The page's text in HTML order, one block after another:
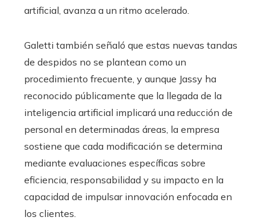
artificial, avanza a un ritmo acelerado.
Galetti también señaló que estas nuevas tandas
de despidos no se plantean como un
procedimiento frecuente, y aunque Jassy ha
reconocido públicamente que la llegada de la
inteligencia artificial implicará una reducción de
personal en determinadas áreas, la empresa
sostiene que cada modificación se determina
mediante evaluaciones específicas sobre
eficiencia, responsabilidad y su impacto en la
capacidad de impulsar innovación enfocada en
los clientes.